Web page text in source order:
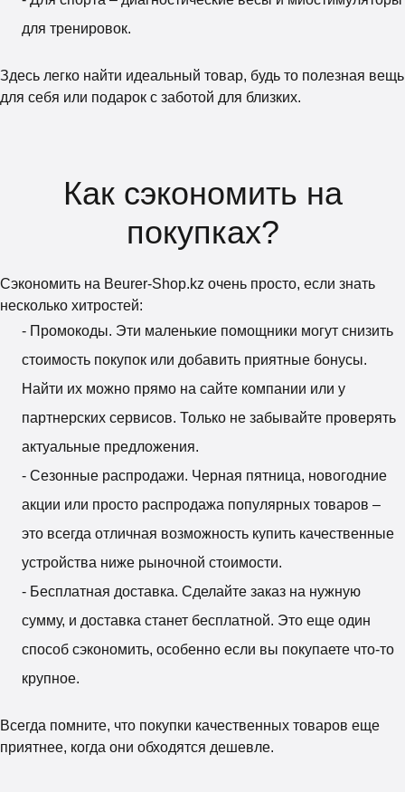
для тренировок.
Здесь легко найти идеальный товар, будь то полезная вещь
для себя или подарок с заботой для близких.
Как сэкономить на
покупках?
Сэкономить на Beurer-Shop.kz очень просто, если знать
несколько хитростей:
- Промокоды. Эти маленькие помощники могут снизить
стоимость покупок или добавить приятные бонусы.
Найти их можно прямо на сайте компании или у
партнерских сервисов. Только не забывайте проверять
актуальные предложения.
- Сезонные распродажи. Черная пятница, новогодние
акции или просто распродажа популярных товаров –
это всегда отличная возможность купить качественные
устройства ниже рыночной стоимости.
- Бесплатная доставка. Сделайте заказ на нужную
сумму, и доставка станет бесплатной. Это еще один
способ сэкономить, особенно если вы покупаете что-то
крупное.
Всегда помните, что покупки качественных товаров еще
приятнее, когда они обходятся дешевле.